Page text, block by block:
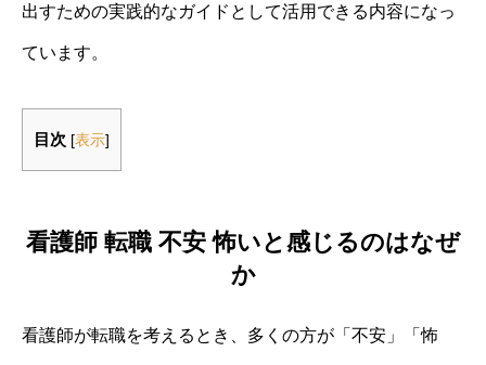
出すための実践的なガイドとして活用できる内容になっ
ています。
目次 [表示]
看護師 転職 不安 怖いと感じるのはなぜ
か
看護師が転職を考えるとき、多くの方が「不安」「怖